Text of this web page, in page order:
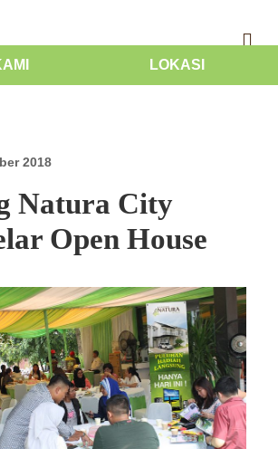
LOKASI
2018
Natura City
Open House